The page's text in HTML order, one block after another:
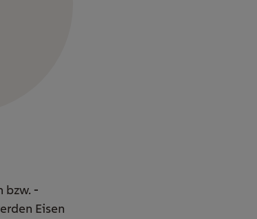
bzw. -
Eisen